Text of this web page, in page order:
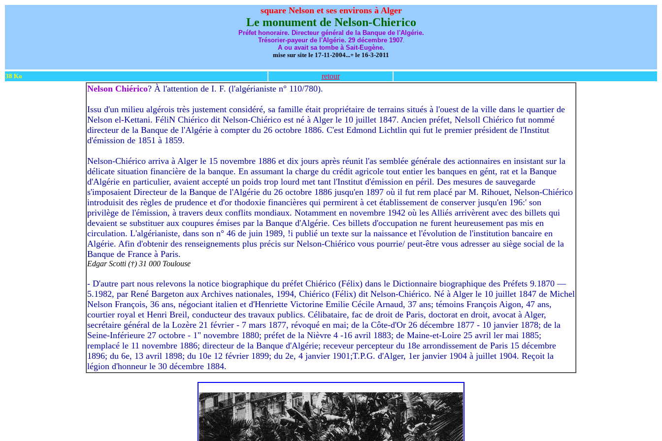
square Nelson et ses environs à Alger
Le monument de Nelson-Chierico
Préfet honoraire. Directeur général de la Banque de l'Algérie.
Trésorier-payeur de l'Algérie. 29 décembre 1907
A ou avait sa tombe à Sait-Eugène.
mise sur site le 17-11-2004...+ le 16-3-2011
38 Ko retour
Nelson Chiérico? À l'attention de I. F. (l'algérianiste n° 110/780).
Issu d'un milieu algérois très justement considéré, sa famille était propriétaire de terrains situés à l'ouest de la ville dans le quartier de
Nelson el-Kettani. FéliN Chiérico dit Nelson-Chiérico est né à Alger le 10 juillet 1847. Ancien préfet, Nelsoll Chiérico fut nommé
directeur de la Banque de l'Algérie à compter du 26 octobre 1886. C'est Edmond Lichtlin qui fut le premier président de l'Institut
d'émission de 1851 à 1859.
Nelson-Chiérico arriva à Alger le 15 novembre 1886 et dix jours après réunit l'as semblée générale des actionnaires en insistant sur la
délicate situation financière de la banque. En assumant la charge du crédit agricole tout entier les banques en gént, rat et la Banque
d'Algérie en particulier, avaient accepté un poids trop lourd met tant l'Institut d'émission en péril. Des mesures de sauvegarde
s'imposaient Directeur de la Banque de l'Algérie du 26 octobre 1886 jusqu'en 1897 où il fut rem placé par M. Rihouet, Nelson-Chiérico
introduisit des règles de prudence et d'or thodoxie financières qui permirent à cet établissement de conserver jusqu'en 196:' son
privilège de l'émission, à travers deux conflits mondiaux. Notamment en novembre 1942 où les Alliés arrivèrent avec des billets qui
devaient se substituer aux coupures émises par la Banque d'Algérie. Ces billets d'occupation ne furent heureusement pas mis en
circulation. L'algérianiste, dans son n° 46 de juin 1989, !i publié un texte sur la naissance et l'évolution de l'institution bancaire en
Algérie. Afin d'obtenir des renseignements plus précis sur Nelson-Chiérico vous pourrie/ peut-être vous adresser au siège social de la
Banque de France à Paris.
Edgar Scotti (†) 31 000 Toulouse
- D'autre part nous relevons la notice biographique du préfet Chiérico (Félix) dans le Dictionnaire biographique des Préfets 9.1870 —
5.1982, par René Bargeton aux Archives nationales, 1994, Chiérico (Félix) dit Nelson-Chiérico. Né à Alger le 10 juillet 1847 de Michel
Nelson François, 36 ans, négociant italien et d'Henriette Victorine Emilie Cécile Arnaud, 37 ans; témoins François Aigon, 47 ans,
courtier royal et Henri Breil, conducteur des travaux publics. Célibataire, fac de droit de Paris, doctorat en droit, avocat à Alger,
secrétaire général de la Lozère 21 février - 7 mars 1877, révoqué en mai; de la Côte-d'Or 26 décembre 1877 - 10 janvier 1878; de la
Seine-Inférieure 27 octobre - 1" novembre 1880; préfet de la Nièvre 4 -16 avril 1883; de Maine-et-Loire 25 avril ler mai 1885;
remplacé le 11 novembre 1886; directeur de la Banque d'Algérie; receveur percepteur du 18e arrondissement de Paris 15 décembre
1896; du 6e, 13 avril 1898; du 10e 12 février 1899; du 2e, 4 janvier 1901;T.P.G. d'Alger, 1er janvier 1904 à juillet 1904. Reçoit la
légion d'honneur le 30 décembre 1884.